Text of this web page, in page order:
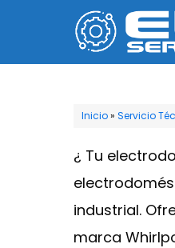
contenido
Inicio» Servicio
¿ Tu
industrial.
marca